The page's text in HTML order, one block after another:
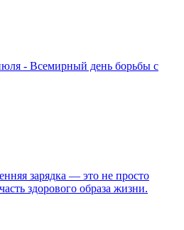
- Всемирный день борьбы с
зарядка — это не просто
здорового образа жизни.